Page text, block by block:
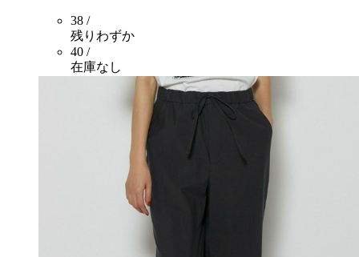
38 /
残りわずか
40 /
在庫なし